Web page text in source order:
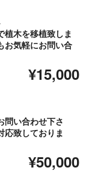
植木を移植致しま
お気軽にお問い合
¥15,000
問い合わせ下さ
応致しておりま
¥50,000